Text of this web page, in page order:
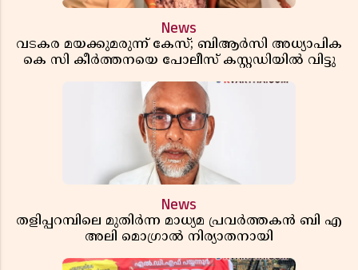
News
വടകര മയക്കുമരുന്ന് കേസ്; ബിആർസി അധ്യാപിക
കെ സി കീർത്തനയെ പോലീസ് കസ്റ്റഡിയിൽ വിട്ടു
News
തളിപ്പറമ്പിലെ മുതിർന്ന മാധ്യമ പ്രവർത്തകൻ ബി എ
അലി മൊഗ്രാൽ നിര്യാതനായി